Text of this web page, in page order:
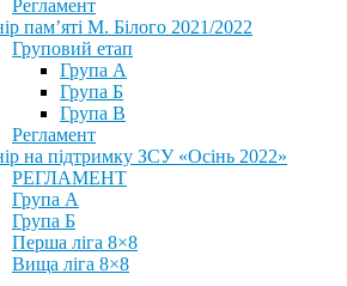
Регламент
пам’яті М. Білого 2021/2022
Груповий етап
Група А
Група Б
Група В
Регламент
на підтримку ЗСУ «Осінь 2022»
РЕГЛАМЕНТ
Група А
Група Б
Перша ліга 8×8
Вища ліга 8×8